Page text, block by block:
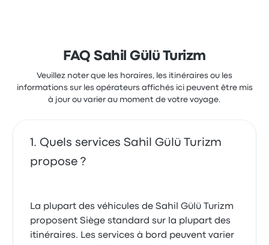
FAQ Sahil Gülü Turizm
Veuillez noter que les horaires, les itinéraires ou les
informations sur les opérateurs affichés ici peuvent être mis
à jour ou varier au moment de votre voyage.
Quels services Sahil Gülü Turizm
propose ?
La plupart des véhicules de Sahil Gülü Turizm
proposent Siège standard sur la plupart des
itinéraires. Les services à bord peuvent varier